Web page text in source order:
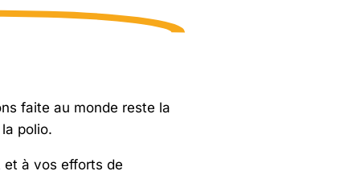
faite au monde reste la
polio.
à vos efforts de